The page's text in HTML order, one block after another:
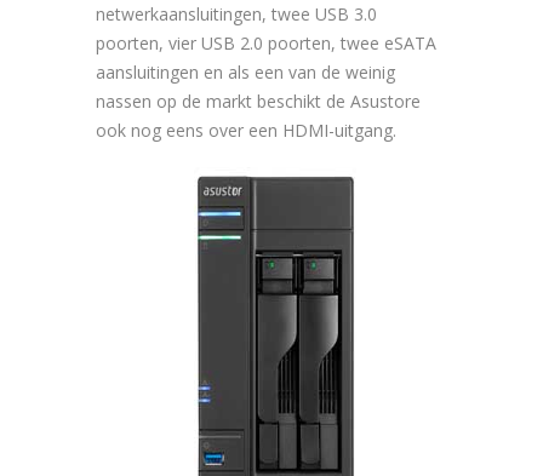
netwerkaansluitingen, twee USB 3.0
poorten, vier USB 2.0 poorten, twee eSATA
aansluitingen en als een van de weinig
nassen op de markt beschikt de Asustore
ook nog eens over een HDMI-uitgang.